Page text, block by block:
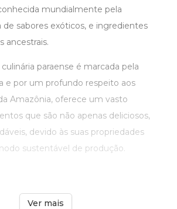
mundialmente pela
de sabores exóticos, e ingredientes
ancestrais.
paraense é marcada pela
e por um profundo respeito aos
Amazônia, oferece um vasto
que são não apenas deliciosos,
devido às suas propriedades
sustentável de produção.
Ver mais